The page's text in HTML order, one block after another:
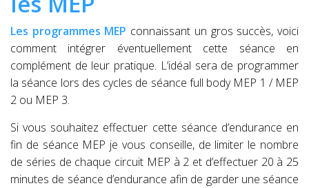
Les programmes MEP connaissant un gros succès, voici
comment intégrer éventuellement cette séance en
complément de leur pratique. L’idéal sera de programmer
la séance lors des cycles de séance full body MEP 1 / MEP
2 ou MEP 3.
Si vous souhaitez effectuer cette séance d’endurance en
fin de séance MEP je vous conseille, de limiter le nombre
de séries de chaque circuit MEP à 2 et d’effectuer 20 à 25
minutes de séance d’endurance afin de garder une séance